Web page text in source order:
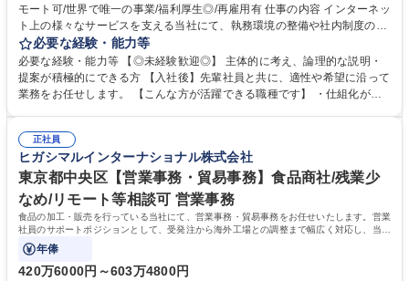
モート可/世界で唯一の事業/福利厚生◎/再雇用有 仕事の内容 インターネッ
ト上の様々なサービスを支える当社にて、執務環境の整備や社内制度の検
討、イベント運営などの幅広い業務を担当し、間接的に会社の生産性向上
や成長に貢献している部署です。 会社の全メンバーが安心して長く成果を
発揮できる環境を整えるために、毎日のメンテナンスや維持管理に加え、
新たな施策検討を積極的に行っていただき、会社全体を巻き込み課題解決
幅広い業務の体得が可能で、多様なキャリアパスを描くことも可能です。
募集職種 【総務】未経験歓迎◎/リモート可/世界で唯一の事業/福利厚生◎/
再雇用有
必要な経験・能力等
必要な経験・能力等 【◎未経験歓迎◎】 主体的に考え、論理的な説明・
提案が積極的にできる方 【入社後】先輩社員と共に、適性や希望に沿って
業務をお任せします。 【こんな方が活躍できる職種です】 ・仕組化が好
対処できる・新しいことに興味関心がある 【魅力】■自己啓発支援：資格
取得や通信教育など費用の80%（年間25万円まで）を補助 ■住宅手当：家
賃の50%（月額7万円まで）を補助 学歴・資格 学歴：大学院 大学 語学
力： 資格：
正社員
ヒガシマルインターナショナル株式会社
東京都中央区【営業事務・貿易事務】食品商社/残業少
なめ/リモート等相談可 営業事務
食品の加工・販売を行っている当社にて、営業事務・貿易事務をお任せいたします。営業
社員のサポートポジションとして、受発注から海外工場との調整まで幅広く対応し、当社
事業の根幹を支えていただきます。
年俸
420万6000円～603万4800円